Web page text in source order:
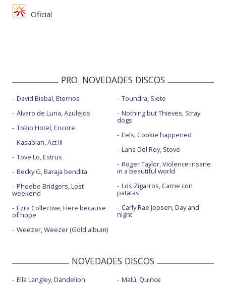
Oficial
PRO. NOVEDADES DISCOS
David Bisbal, Eternos
Álvaro de Luna, Azulejos
Tokio Hotel, Encore
Kasabian, Act III
Tove Lo, Estrus
Becky G, Baraja bendita
Phoebe Bridgers, Lost
weekend
Ezra Collective, Here because
of hope
Weezer, Weezer (Gold album)
Toundra, Siete
Nothing but Thieves, Stray
dogs
Eels, Cookie happened
Lana Del Rey, Stove
Roger Taylor, Violence insane
in a beautiful world
Los Zigarros, Carne con
patatas
Carly Rae Jepsen, Day and
night
NOVEDADES DISCOS
Ella Langley, Dandelion
Malú, Quince